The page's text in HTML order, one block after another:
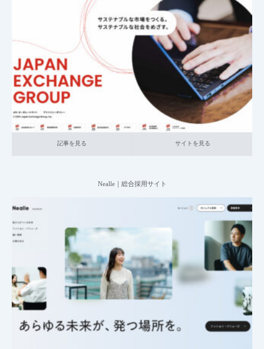
2025.07.09
011_ 障がい者採用サイト 011_金融 大企業の採用サイト
記事を見る サイトを見る
記事を見る サイトを見る
Nealle｜総合採用サイト
2025.06.20
004_総合採用サイト 007_ネットサービス関連 中小企業の採用サイト
記事を見る サイトを見る